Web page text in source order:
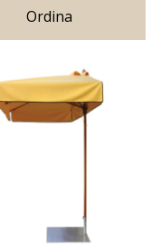
Ordina